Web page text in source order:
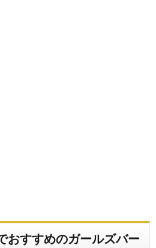
おすすめのガールズバー